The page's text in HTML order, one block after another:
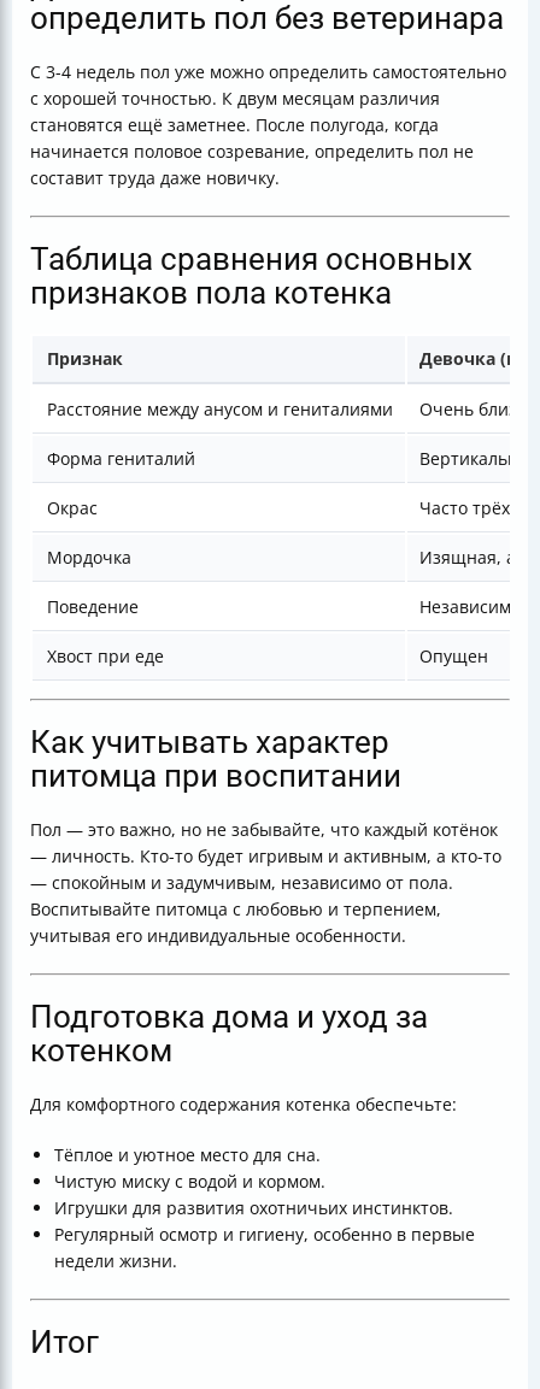
определить пол без ветеринара
С 3-4 недель пол уже можно определить самостоятельно
с хорошей точностью. К двум месяцам различия
становятся ещё заметнее. После полугода, когда
начинается половое созревание, определить пол не
составит труда даже новичку.
Таблица сравнения основных
признаков пола котенка
Признак Девочка
Расстояние между анусом и гениталиями Очень близко
Форма гениталий
Окрас Часто
Мордочка Изящная,
Поведение Независимая,
Хвост при еде Опущен
Как учитывать характер
питомца при воспитании
Пол — это важно, но не забывайте, что каждый котёнок
— личность. Кто-то будет игривым и активным, а кто-то
— спокойным и задумчивым, независимо от пола.
Воспитывайте питомца с любовью и терпением,
учитывая его индивидуальные особенности.
Подготовка дома и уход за
котенком
Для комфортного содержания котенка обеспечьте:
Тёплое и уютное место для сна.
Чистую миску с водой и кормом.
Игрушки для развития охотничьих инстинктов.
Регулярный осмотр и гигиену, особенно в первые
недели жизни.
Итог